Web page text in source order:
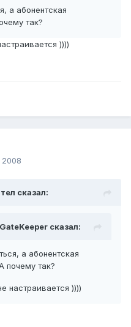
а абонентская
так?
))))
2008
сказал:
сказал:
а абонентская
почему так?
настраивается ))))